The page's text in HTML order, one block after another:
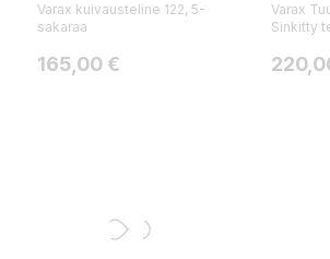
Varax kuivausteline 122, 5-
sakaraa
Hinta
165,00 €
Varax
Sinkitty
Hinta